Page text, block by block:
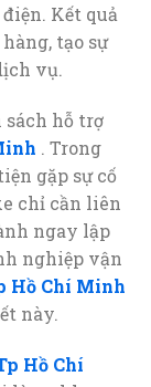
Kết quả
tạo sự
vụ.
hỗ trợ
. Trong
gặp sự cố
chỉ cần liên
ngay lập
nghiệp vận
Hồ Chí Minh
này.
Hồ Chí